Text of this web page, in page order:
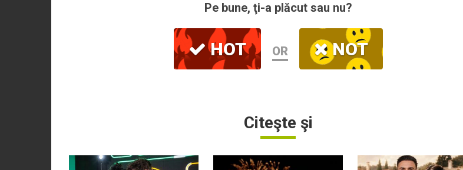
Pe bune, ţi-a plăcut sau nu?
HOT OR NOT
Citeşte şi